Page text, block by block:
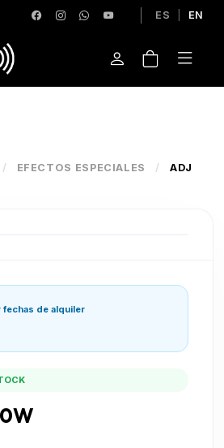
ES EN
/ EFECTOS ESPECIALES /
ADJ
fechas de alquiler